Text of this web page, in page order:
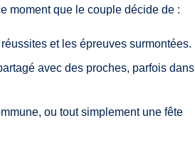
moment que le couple décide de :
et les épreuves surmontées.
avec des proches, parfois dans
ou tout simplement une fête